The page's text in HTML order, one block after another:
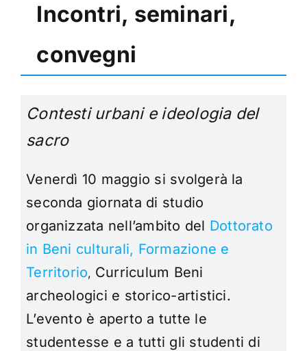
Incontri, seminari,
convegni
Contesti urbani e ideologia del
sacro
Venerdì 10 maggio si svolgerà la
seconda giornata di studio
organizzata nell’ambito del Dottorato
in Beni culturali, Formazione e
Territorio, Curriculum Beni
archeologici e storico-artistici.
L’evento è aperto a tutte le
studentesse e a tutti gli studenti di